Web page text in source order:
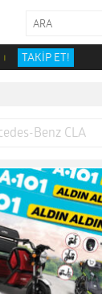
TAKİP ET!
Benz CLA